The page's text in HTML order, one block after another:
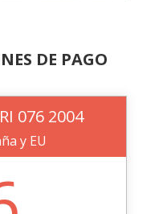
DE PAGO
076 2004
y EU